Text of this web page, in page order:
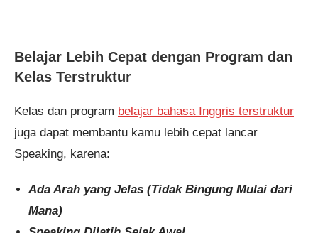
Belajar Lebih Cepat dengan Program dan
Kelas Terstruktur
Kelas dan program belajar bahasa Inggris terstruktur
juga dapat membantu kamu lebih cepat lancar
Speaking, karena:
Ada Arah yang Jelas (Tidak Bingung Mulai dari
Mana)